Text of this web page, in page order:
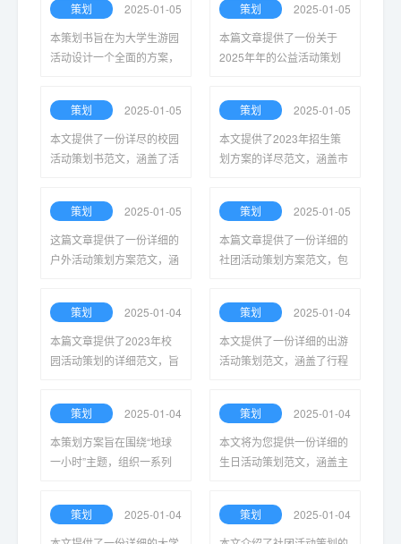
实施步骤，旨在帮助学生班
级顺利组织各类活动。
沟通协调等关键要素，帮助
提高活动的成功率。
策划
2025-01-05
本策划书旨在为大学生游园
活动设计一个全面的方案，
增进同学间的交流与合作，
营造良好的校园氛围。
策划
2025-01-05
本篇文章提供了一份关于
2025年年的公益活动策划
预算安排，旨在为组织提供
参考与指导。
策划
2025-01-05
本文提供了一份详尽的校园
活动策划书范文，涵盖了活
师提供参考，促进校园文化
建设。
策划
2025-01-05
本文提供了2023年招生策
划方案的详尽范文，涵盖市
机构提供实用的参考与指
导。
策划
2025-01-05
这篇文章提供了一份详细的
户外活动策划方案范文，涵
项，旨在帮助策划者高效组
织成功的户外活动。
策划
2025-01-05
本篇文章提供了一份详细的
社团活动策划方案范文，包
以帮助社团更有效地组织活
动。
策划
2025-01-04
本篇文章提供了2023年校
园活动策划的详细范文，旨
升参与者的积极性与互动体
验。
策划
2025-01-04
本文提供了一份详细的出游
活动策划范文，涵盖了行程
及享受愉快的旅行体验。
策划
2025-01-04
本策划方案旨在围绕“地球
一小时”主题，组织一系列
可持续发展，共同守护我们
的地球。
策划
2025-01-04
本文将为您提供一份详细的
生日活动策划范文，涵盖主
您打造难忘的生日派对。
策划
2025-01-04
策划
2025-01-04